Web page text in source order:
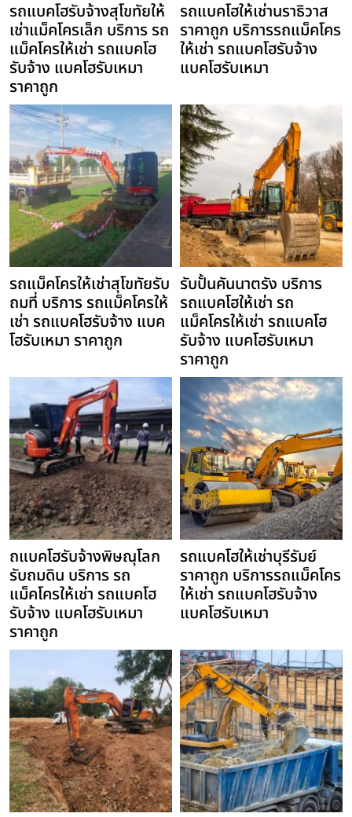
รถแบคโฮรับจ้างสุโขทัยให้
เช่าแม็คโครเล็ก บริการ รถ
แม็คโครให้เช่า รถแบคโฮ
รับจ้าง แบคโฮรับเหมา
ราคาถูก
รถแบคโฮให้เช่านราธิวาส
ราคาถูก บริการรถแม็คโคร
ให้เช่า รถแบคโฮรับจ้าง
แบคโฮรับเหมา
รถแม็คโครให้เช่าสุโขทัยรับ
ถมที่ บริการ รถแม็คโครให้
เช่า รถแบคโฮรับจ้าง แบค
โฮรับเหมา ราคาถูก
รับปั้นคันนาตรัง บริการ
รถแบคโฮให้เช่า รถ
แม็คโครให้เช่า รถแบคโฮ
รับจ้าง แบคโฮรับเหมา
ราคาถูก
ถแบคโฮรับจ้างพิษณุโลก
รับถมดิน บริการ รถ
แม็คโครให้เช่า รถแบคโฮ
รับจ้าง แบคโฮรับเหมา
ราคาถูก
รถแบคโฮให้เช่าบุรีรัมย์
ราคาถูก บริการรถแม็คโคร
ให้เช่า รถแบคโฮรับจ้าง
แบคโฮรับเหมา